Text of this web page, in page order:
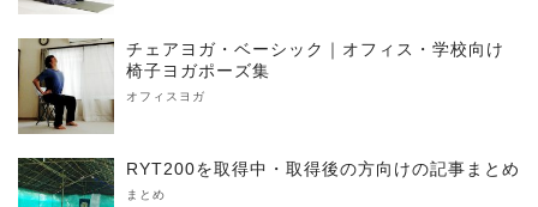
チェアヨガ・ベーシック｜オフィス・学校向け
椅子ヨガポーズ集
オフィスヨガ
RYT200を取得中・取得後の方向けの記事まとめ
まとめ